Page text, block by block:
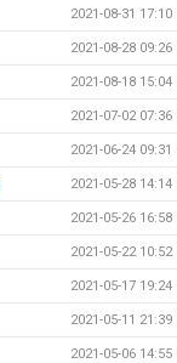
2021-08-31 17:10
2021-08-28 09:26
2021-08-18 15:04
2021-07-02 07:36
2021-06-24 09:31
2021-05-28 14:14
2021-05-26 16:58
2021-05-22 10:52
2021-05-17 19:24
2021-05-11 21:39
2021-05-06 14:55